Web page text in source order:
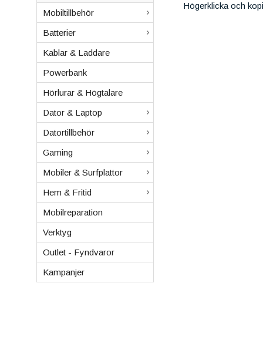
Mobiltillbehör
Batterier
Kablar & Laddare
Powerbank
Hörlurar & Högtalare
Dator & Laptop
Datortillbehör
Gaming
Mobiler & Surfplattor
Hem & Fritid
Mobilreparation
Verktyg
Outlet - Fyndvaror
Kampanjer
Högerklicka och